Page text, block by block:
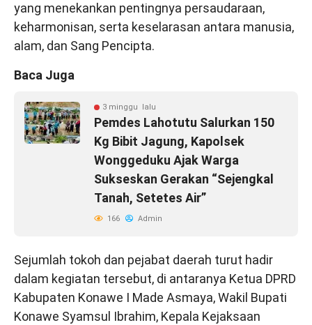
yang menekankan pentingnya persaudaraan,
keharmonisan, serta keselarasan antara manusia,
alam, dan Sang Pencipta.
Baca Juga
3 minggu lalu
Pemdes Lahotutu Salurkan 150
Kg Bibit Jagung, Kapolsek
Wonggeduku Ajak Warga
Sukseskan Gerakan “Sejengkal
Tanah, Setetes Air”
166 Admin
Sejumlah tokoh dan pejabat daerah turut hadir
dalam kegiatan tersebut, di antaranya Ketua DPRD
Kabupaten Konawe I Made Asmaya, Wakil Bupati
Konawe Syamsul Ibrahim, Kepala Kejaksaan